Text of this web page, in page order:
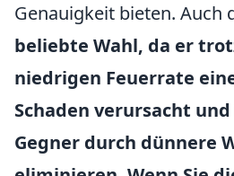
Genauigkeit bieten. Auch
beliebte Wahl, da er
niedrigen Feuerrate
Schaden verursacht
Gegner durch dünnere